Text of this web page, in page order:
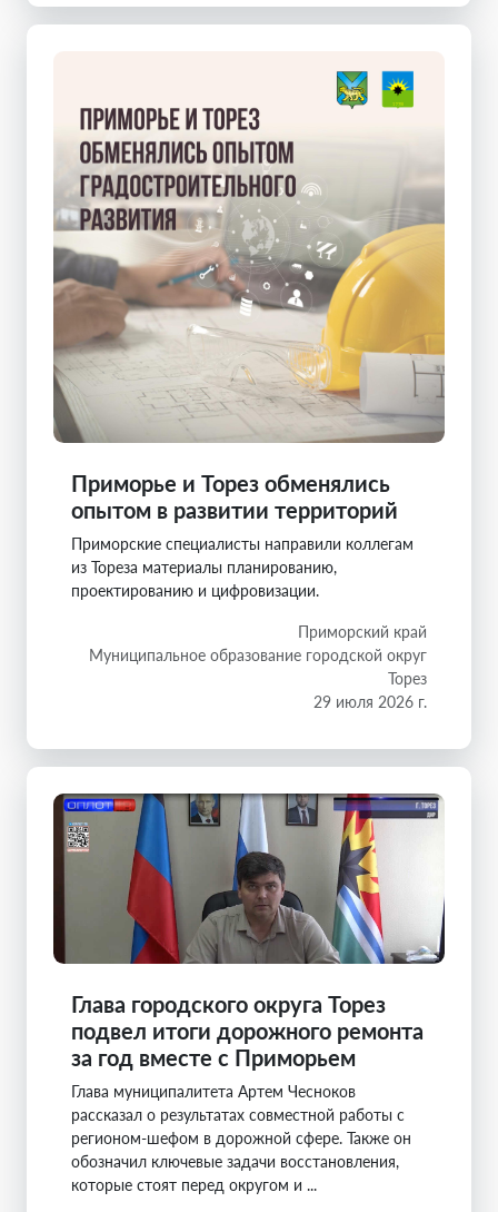
Приморье и Торез обменялись
опытом в развитии территорий
Приморские специалисты направили коллегам
из Тореза материалы планированию,
проектированию и цифровизации.
Приморский край
Муниципальное образование городской округ
Торез
29 июля 2026 г.
Глава городского округа Торез
подвел итоги дорожного ремонта
за год вместе с Приморьем
Глава муниципалитета Артем Чесноков
рассказал о результатах совместной работы с
регионом-шефом в дорожной сфере. Также он
обозначил ключевые задачи восстановления,
которые стоят перед округом и ...